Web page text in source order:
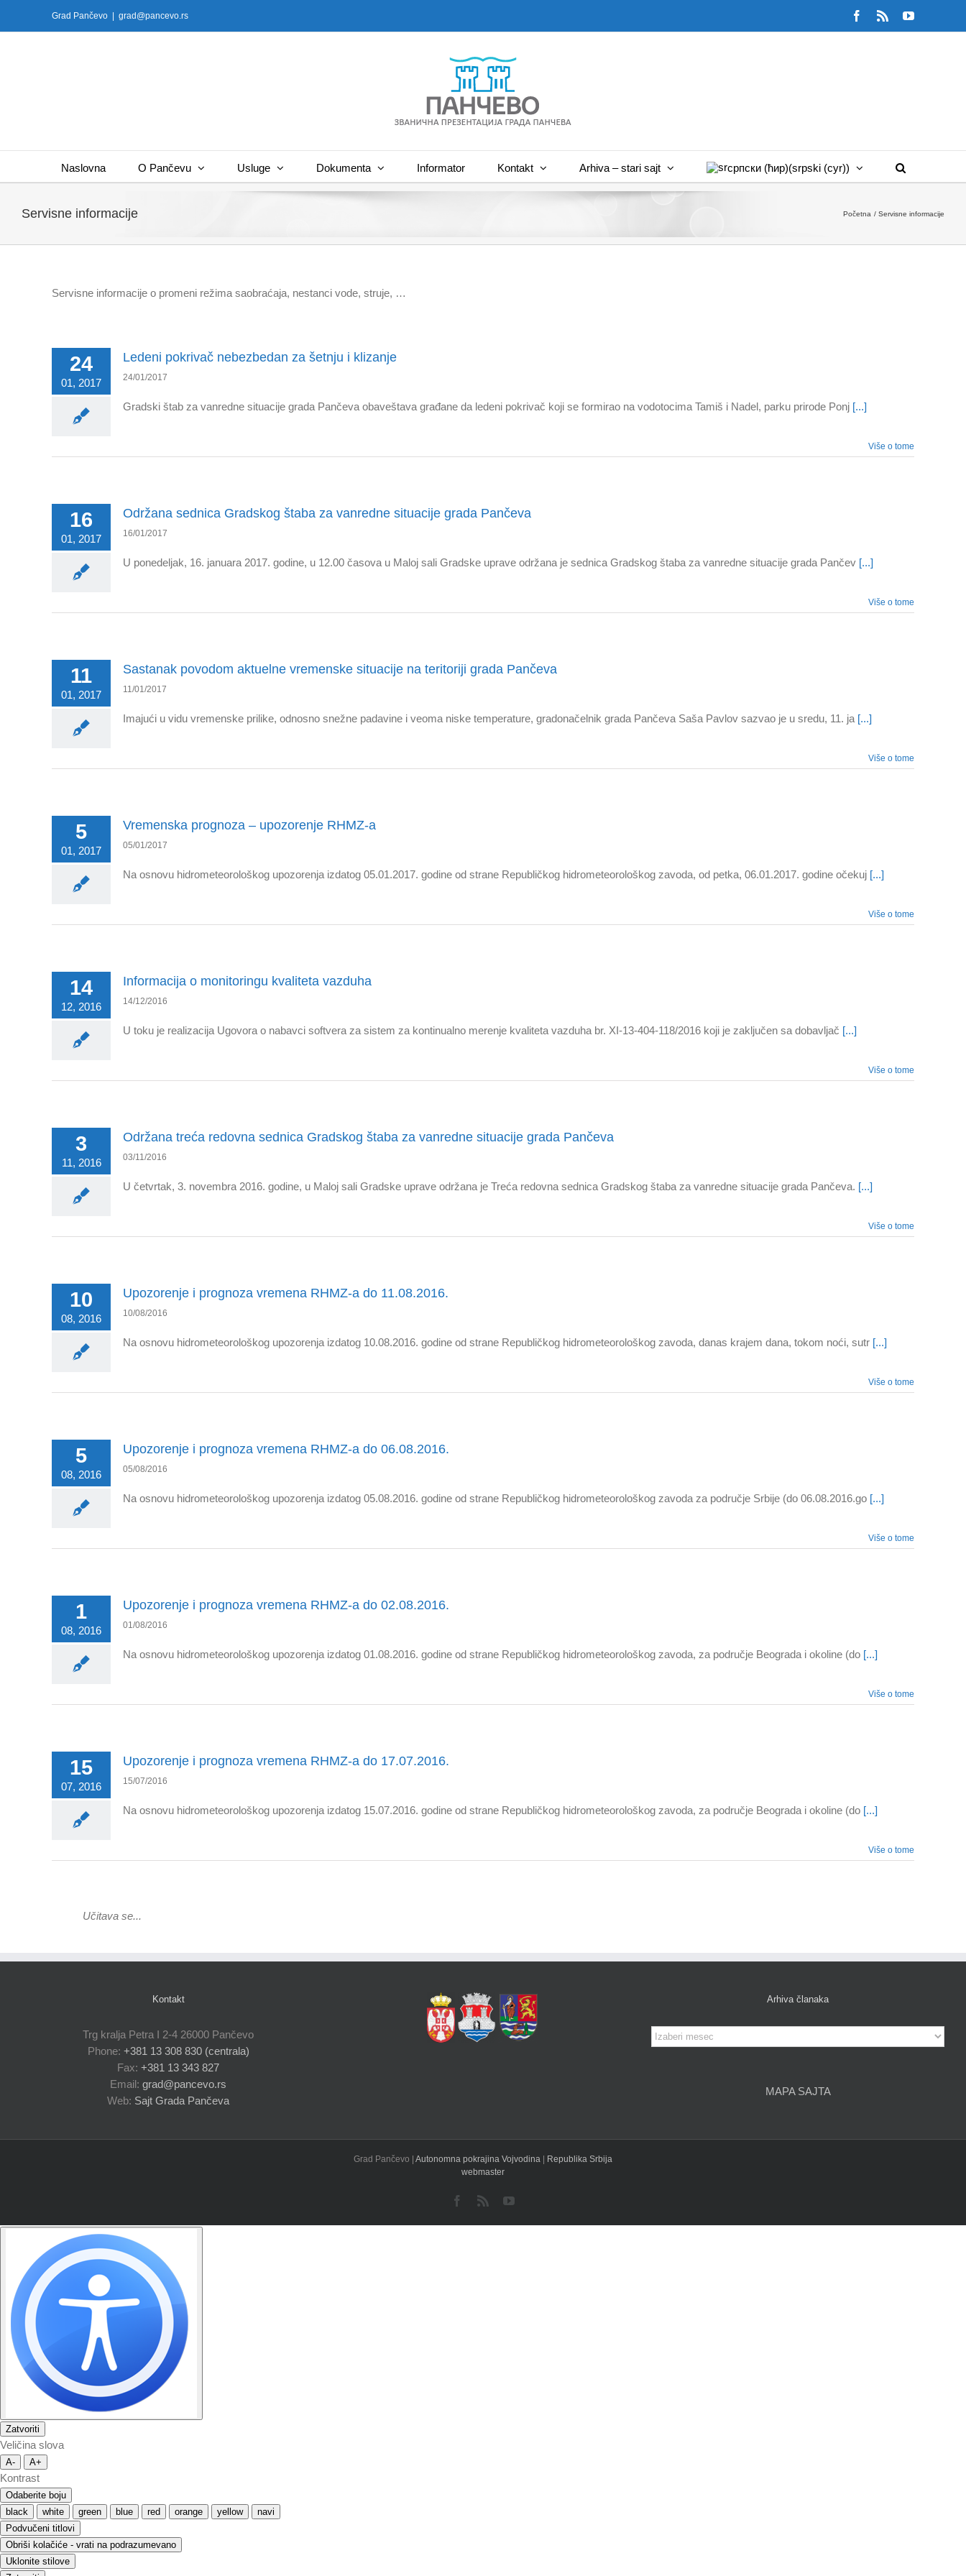
Grad Pančevo grad@pancevo.rs Facebook
Rss YouTube
Naslovna O Pančevu Usluge Dokumenta Informator Kontakt Arhiva – stari sajt српски (ћир)(srpski (cyr))
Servisne informacije Početna Servisne informacije
Servisne informacije o promeni režima saobraćaja, nestanci vode, struje, …
24
01, 2017
Ledeni pokrivač nebezbedan za šetnju i klizanje
24/01/2017
Gradski štab za vanredne situacije grada Pančeva obaveštava građane da ledeni pokrivač koji se formirao na vodotocima Tamiš i Nadel, parku prirode Ponj [...]
Više o tome
16
01, 2017
Održana sednica Gradskog štaba za vanredne situacije grada Pančeva
16/01/2017
U ponedeljak, 16. januara 2017. godine, u 12.00 časova u Maloj sali Gradske uprave održana je sednica Gradskog štaba za vanredne situacije grada Pančev [...]
Više o tome
11
01, 2017
Sastanak povodom aktuelne vremenske situacije na teritoriji grada Pančeva
11/01/2017
Imajući u vidu vremenske prilike, odnosno snežne padavine i veoma niske temperature, gradonačelnik grada Pančeva Saša Pavlov sazvao je u sredu, 11. ja [...]
Više o tome
5
01, 2017
Vremenska prognoza – upozorenje RHMZ-a
05/01/2017
Na osnovu hidrometeorološkog upozorenja izdatog 05.01.2017. godine od strane Republičkog hidrometeorološkog zavoda, od petka, 06.01.2017. godine očekuj [...]
Više o tome
14
12, 2016
Informacija o monitoringu kvaliteta vazduha
14/12/2016
U toku je realizacija Ugovora o nabavci softvera za sistem za kontinualno merenje kvaliteta vazduha br. XI-13-404-118/2016 koji je zaključen sa dobavljač [...]
Više o tome
3
11, 2016
Održana treća redovna sednica Gradskog štaba za vanredne situacije grada Pančeva
03/11/2016
U četvrtak, 3. novembra 2016. godine, u Maloj sali Gradske uprave održana je Treća redovna sednica Gradskog štaba za vanredne situacije grada Pančeva. [...]
Više o tome
10
08, 2016
Upozorenje i prognoza vremena RHMZ-a do 11.08.2016.
10/08/2016
Na osnovu hidrometeorološkog upozorenja izdatog 10.08.2016. godine od strane Republičkog hidrometeorološkog zavoda, danas krajem dana, tokom noći, sutr [...]
Više o tome
5
08, 2016
Upozorenje i prognoza vremena RHMZ-a do 06.08.2016.
05/08/2016
Na osnovu hidrometeorološkog upozorenja izdatog 05.08.2016. godine od strane Republičkog hidrometeorološkog zavoda za područje Srbije (do 06.08.2016.go [...]
Više o tome
1
08, 2016
Upozorenje i prognoza vremena RHMZ-a do 02.08.2016.
01/08/2016
Na osnovu hidrometeorološkog upozorenja izdatog 01.08.2016. godine od strane Republičkog hidrometeorološkog zavoda, za područje Beograda i okoline (do [...]
Više o tome
15
07, 2016
Upozorenje i prognoza vremena RHMZ-a do 17.07.2016.
15/07/2016
Na osnovu hidrometeorološkog upozorenja izdatog 15.07.2016. godine od strane Republičkog hidrometeorološkog zavoda, za područje Beograda i okoline (do [...]
Više o tome
Učitava se...
Kontakt
Trg kralja Petra I 2-4 26000 Pančevo
Phone: +381 13 308 830 (centrala)
Fax: +381 13 343 827
Email: grad@pancevo.rs
Web: Sajt Grada Pančeva
Arhiva članaka
Arhiva
članaka
MAPA SAJTA
Grad Pančevo | Autonomna pokrajina Vojvodina
Republika Srbija
webmaster
Facebook
Rss YouTube
Zatvoriti
Veličina slova
A- A+
Kontrast
Odaberite boju
black
white green blue red orange yellow
navi
Podvučeni titlovi
Obriši kolačiće - vrati na podrazumevano
Uklonite stilove